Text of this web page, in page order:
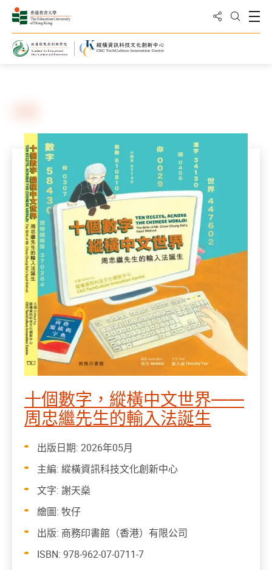
分享到打開搜
打
十個數字，縱橫中文世界——
周忠繼先生的輸入法誕生
出版日期: 2026年05月
主編: 縱橫資訊科技文化創新中心
文字: 謝天燊
繪圖: 牧仔
出版: 商務印書館（香港）有限公司
ISBN: 978-962-07-0711-7